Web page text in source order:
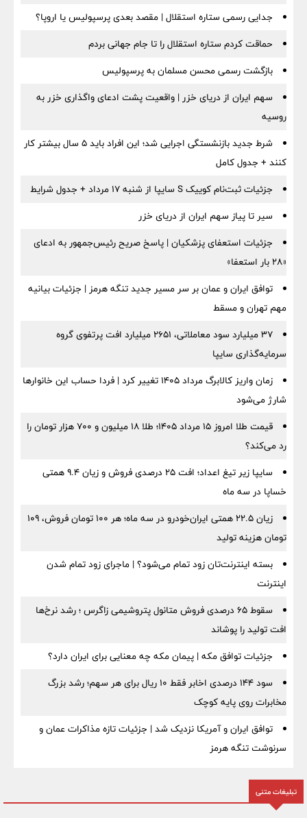
جدایی رسمی ستاره استقلال | مقصد بعدی پرسپولیس یا اروپا؟
حماقت کردم ستاره استقلال را تا جام جهانی بردم
بازگشت رسمی محسن مسلمان به پرسپولیس
سهم ایران از دریای خزر | واقعیت پشت ادعای واگذاری خزر به
روسیه
شرط جدید بازنشستگی اجرایی شد؛ این افراد باید ۵ سال بیشتر کار
کنند + جدول کامل
جزئیات ثبت‌نام کوییک S سایپا از شنبه ۱۷ مرداد + جدول شرایط
سیر تا پیاز سهم ایران از دریای خزر
جزئیات استعفای پزشکیان | پاسخ صریح رئیس‌جمهور به ادعای
«۲۸ بار استعفا»
توافق ایران و عمان بر سر مسیر جدید تنگه هرمز | جزئیات بیانیه
مهم تهران و مسقط
۳۷ میلیارد سود معاملاتی، ۲۶۵۱ میلیارد افت پرتفوی گروه
سرمایه‌گذاری سایپا
زمان واریز کالابرگ مرداد ۱۴۰۵ تغییر کرد | فردا حساب این خانوارها
شارژ می‌شود
قیمت طلا امروز ۱۵ مرداد ۱۴۰۵؛ طلا ۱۸ میلیون و ۷۰۰ هزار تومان را
رد می‌کند؟
سایپا زیر تیغ اعداد؛ افت ۲۵ درصدی فروش و زیان ۹.۴ همتی
خساپا در سه ماه
زیان ۲۲.۵ همتی ایران‌خودرو در سه ماه؛ هر ۱۰۰ تومان فروش، ۱۰۹
تومان هزینه تولید
بسته اینترنت‌تان زود تمام می‌شود؟ | ماجرای زود تمام شدن
اینترنت
سقوط ۶۵ درصدی فروش متانول پتروشیمی زاگرس ؛ رشد نرخ‌ها
افت تولید را پوشاند
جزئیات توافق مکه | پیمان مکه چه معنایی برای ایران دارد؟
سود ۱۴۴ درصدی اخابر فقط ۱۰ ریال برای هر سهم؛ رشد بزرگ
مخابرات روی پایه کوچک
توافق ایران و آمریکا نزدیک شد | جزئیات تازه مذاکرات عمان و
سرنوشت تنگه هرمز
تبلیغات متنی